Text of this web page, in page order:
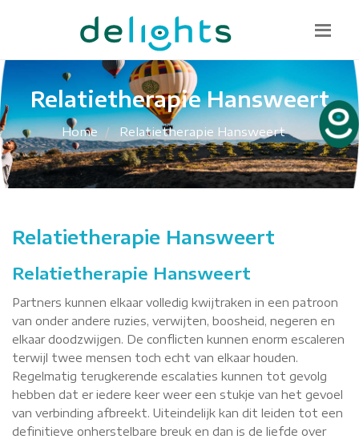
085 130 1482
info@delights.nu
Relatietherapie Hansweert
Home Relatietherapie Hansweert
Relatietherapie Hansweert
Relatietherapie Hansweert
Partners kunnen elkaar volledig kwijtraken in een patroon
van onder andere ruzies, verwijten, boosheid, negeren en
elkaar doodzwijgen. De conflicten kunnen enorm escaleren
terwijl twee mensen toch echt van elkaar houden.
Regelmatig terugkerende escalaties kunnen tot gevolg
hebben dat er iedere keer weer een stukje van het gevoel
van verbinding afbreekt. Uiteindelijk kan dit leiden tot een
definitieve onherstelbare breuk en dan is de liefde over